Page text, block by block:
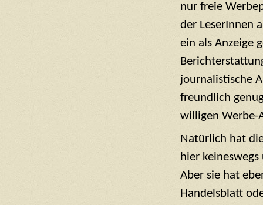
nur freie
der LeserInnen
ein als Anzeige
journalistische
freundlich
willigen Werbe-
Natürlich hat
hier
Aber sie hat
Handelsblatt